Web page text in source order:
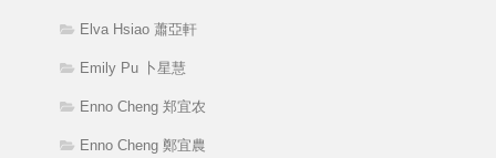
Elva Hsiao 蕭亞軒
Emily Pu 卜星慧
Enno Cheng 郑宜农
Enno Cheng 鄭宜農